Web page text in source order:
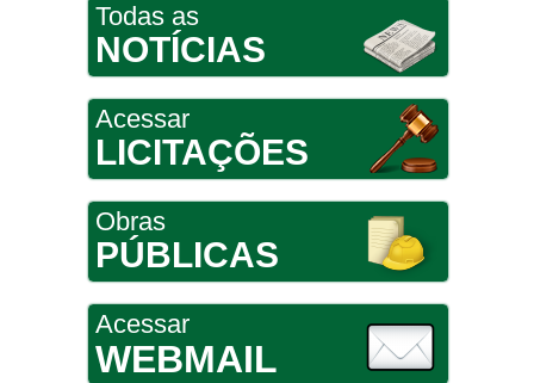
Todas as
NOTÍCIAS
Acessar
LICITAÇÕES
Obras
PÚBLICAS
Acessar
WEBMAIL